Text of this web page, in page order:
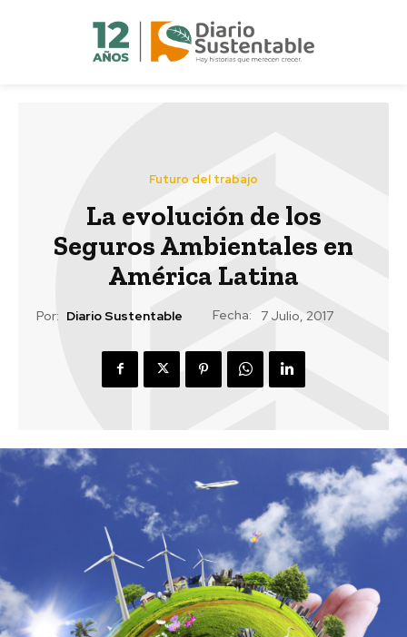
Futuro del trabajo
La evolución de los
Seguros Ambientales en
América Latina
Por: Diario Sustentable Fecha: 7 Julio, 2017